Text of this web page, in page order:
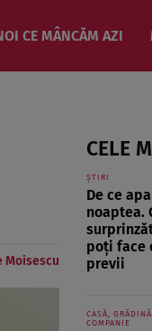
CE MÂNCĂM AZI
Moisescu
CELE
ȘTIRI
De ce
noaptea.
poți face
previi
CASĂ,
COMPANIE